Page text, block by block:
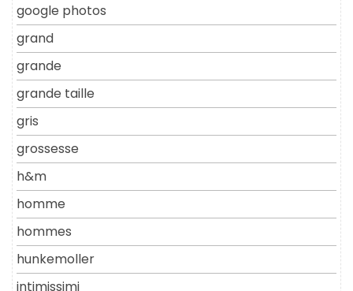
google photos
grand
grande
grande taille
gris
grossesse
h&m
homme
hommes
hunkemoller
intimissimi